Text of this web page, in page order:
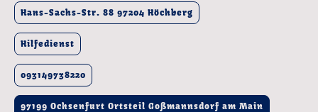
Hans-Sachs-Str. 88 97204 Höchberg
Hilfedienst
093149738220
97199 Ochsenfurt Ortsteil Goßmannsdorf am Main